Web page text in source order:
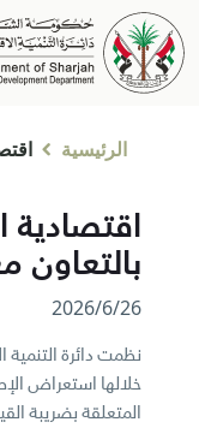
الرئيسية
بالتعاون
26‏/6‏/2026
نظمت دائرة التنمية
خلالها استعراض
المتعلقة بضريبة